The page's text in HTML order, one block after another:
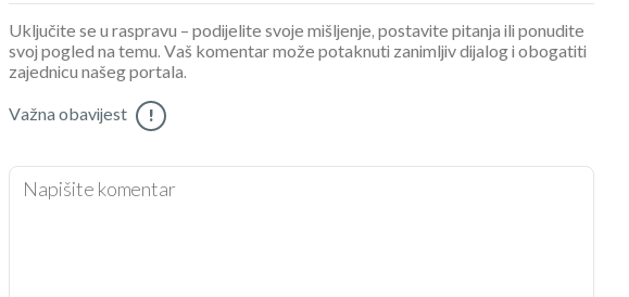
Uključite se u raspravu – podijelite svoje mišljenje, postavite pitanja ili ponudite
svoj pogled na temu. Vaš komentar može potaknuti zanimljiv dijalog i obogatiti
zajednicu našeg portala.
Važna obavijest !